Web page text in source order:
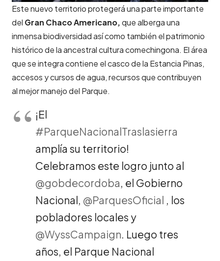
Este nuevo territorio protegerá una parte importante
del Gran Chaco Americano,que alberga una
inmensa biodiversidad así como también el patrimonio
histórico de la ancestral cultura comechingona. El área
que se integra contiene el casco de la Estancia Pinas,
accesos y cursos de agua, recursos que contribuyen
al mejor manejo del Parque.
¡El
#ParqueNacionalTraslasierra
amplía su territorio!
Celebramos este logro junto al
@gobdecordoba, el Gobierno
Nacional, @ParquesOficial , los
pobladores locales y
@WyssCampaign. Luego tres
años, el Parque Nacional